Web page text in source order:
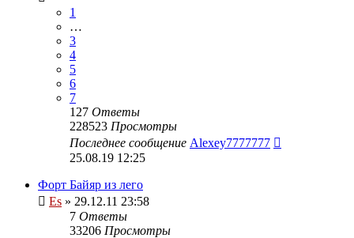
1
…
3
4
5
6
7
127 Ответы
228523 Просмотры
Последнее сообщение Alexey7777777
25.08.19 12:25
Форт Байяр из лего
Es » 29.12.11 23:58
7 Ответы
33206 Просмотры